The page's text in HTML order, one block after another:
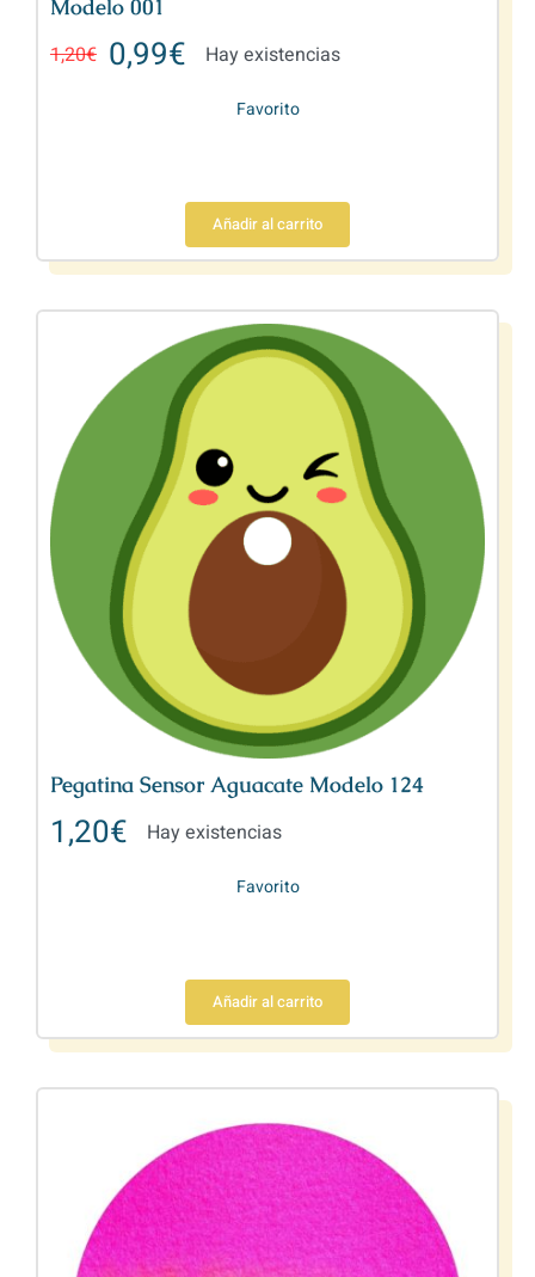
Modelo 001
1,20€ 0,99€ Hay existencias
Favorito
Añadir al carrito
Pegatina Sensor Aguacate Modelo 124
1,20€ Hay existencias
Favorito
Añadir al carrito